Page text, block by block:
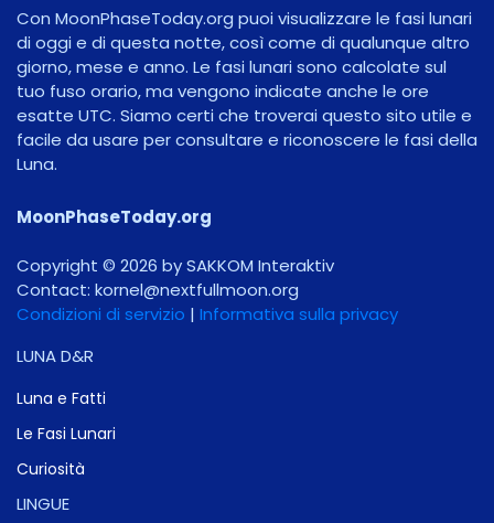
Con MoonPhaseToday.org puoi visualizzare le fasi lunari
di oggi e di questa notte, così come di qualunque altro
giorno, mese e anno. Le fasi lunari sono calcolate sul
tuo fuso orario, ma vengono indicate anche le ore
esatte UTC. Siamo certi che troverai questo sito utile e
facile da usare per consultare e riconoscere le fasi della
Luna.
MoonPhaseToday.org
Copyright © 2026 by SAKKOM Interaktiv
Contact: gro.noomlluftxen@lenrok
Condizioni di servizio | Informativa sulla privacy
LUNA D&R
Luna e Fatti
Le Fasi Lunari
Curiosità
LINGUE